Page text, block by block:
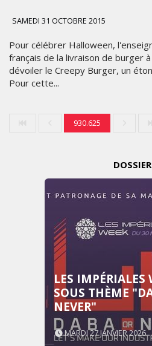
SAMEDI 31 OCTOBRE 2015
Pour célébrer Halloween,
français de la livraison de burger
dévoiler le Creepy Burger, un
Pour cette...
930.625
LES IMPÉRIALES
SOUS THÈME
NEVER"
MARDI 27 JANVIER 2026